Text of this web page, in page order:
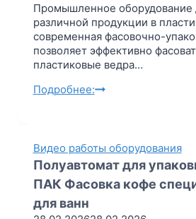
а
р
а
д
и
т
в
с
ф
н
с
т
р
у
е
л
я
о
Промышленное оборудование
различной продукции в
современная фасовочно-
позволяет эффективно
пластиковые ведра…
Подробнее:Л
я
о
з
и
Видео работы оборудования
Полуавтомат для
ПАК Фасовка кофе
для ванн